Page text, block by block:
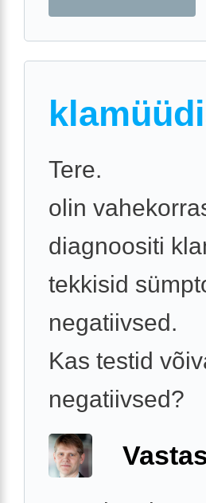
Tere.
olin
diagnoositi
tekkisid
negatiivsed.
Kas testid
negatiivsed?